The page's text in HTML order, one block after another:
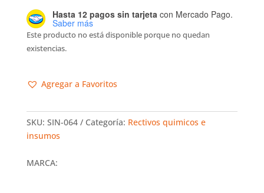
Hasta 12 pagos sin tarjetacon Mercado Pago.
Saber más
Este producto no está disponible porque no quedan
existencias.
Agregar a Favoritos
SKU: SIN-064 Categoría: Rectivos quimicos e
insumos
MARCA: